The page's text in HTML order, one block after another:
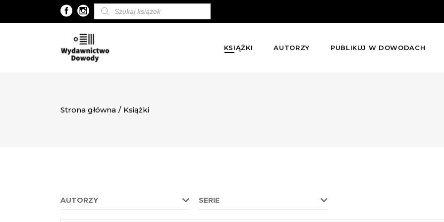
Wyszukiwarka
produktów
KSIĄŻKI AUTORZY PUBLIKUJ W DOWODACH
Strona główna / Książki
AUTORZY SERIE